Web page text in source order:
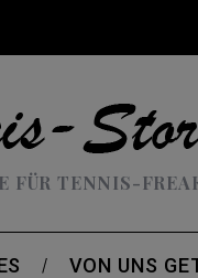
FÜR TENNIS-
VON UNS